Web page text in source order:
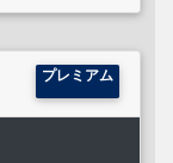
プレミアム